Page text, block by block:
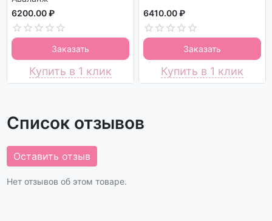
6200.00 ₽
Заказать
Купить в 1 клик
6410.00 ₽
Заказать
Купить в 1 клик
Список отзывов
Оставить отзыв
Нет отзывов об этом товаре.